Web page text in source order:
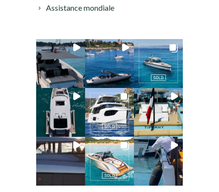
Assistance mondiale